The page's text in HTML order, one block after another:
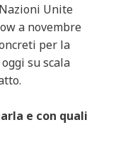
Unite
a novembre
per la
su scala
e con quali